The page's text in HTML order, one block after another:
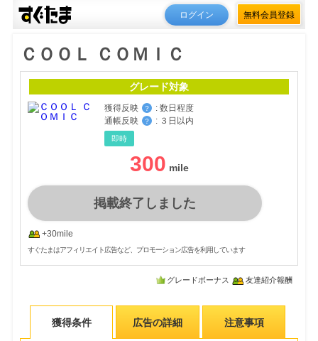
ログイン 無料会員登録
ＣＯＯＬ ＣＯＭＩＣ
グレード対象
獲得反映 ？ : 数日程度
通帳反映
？ : ３日以内
即時
300
掲載終了しました
+30mile
すぐたまはアフィリエイト広告など、プロモーション広告を利用しています
グレードボーナス 友達紹介報酬
獲得条件 広告の詳細 注意事項